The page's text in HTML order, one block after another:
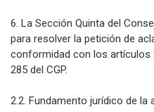
6. La Sección Quinta del
para resolver la petición de
conformidad con los artículos
285 del CGP.
2.2. Fundamento jurídico de la